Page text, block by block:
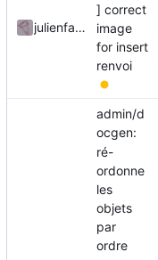
julienfastre
] correct
image
for insert
renvoi
admin/d
ocgen:
ré-
ordonne
les
objets
par
ordre